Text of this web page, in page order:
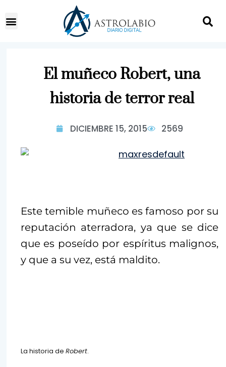
El muñeco Robert, una
historia de terror real
DICIEMBRE 15, 2015 2569
Este temible muñeco es famoso por su
reputación aterradora, ya que se dice
que es poseído por espíritus malignos,
y que a su vez, está maldito.
La historia de Robert.